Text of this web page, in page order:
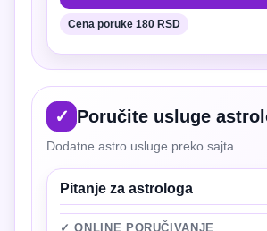
Cena poruke 180 RSD
✓ Poručite usluge
Dodatne astro usluge preko sajta.
Pitanje za astrologa
✓ ONLINE PORUČIVANJE